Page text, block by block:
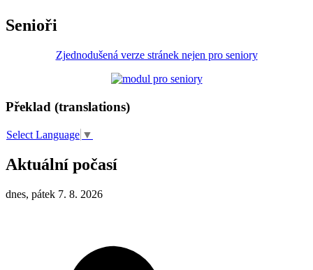
Senioři
Zjednodušená verze stránek nejen pro seniory
Překlad (translations)
Select Language ▼
Aktuální počasí
dnes, pátek 7. 8. 2026